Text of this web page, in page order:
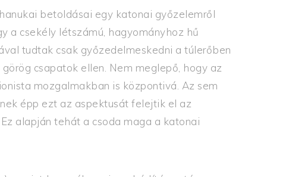
betoldásai egy katonai győzelemről
a csekély létszámú, hagyományhoz hű
tudtak csak győzedelmeskedni a túlerőben
csapatok ellen. Nem meglepő, hogy az
mozgalmakban is központivá. Az sem
épp ezt az aspektusát felejtik el az
alapján tehát a csoda maga a katonai